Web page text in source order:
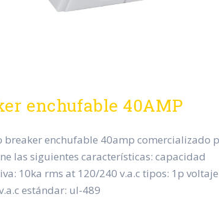
enchufable 40AMP
breaker enchufable 40amp comercializado
las siguientes características: capacidad
10ka rms at 120/240 v.a.c tipos: 1p
estándar: ul-489